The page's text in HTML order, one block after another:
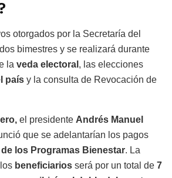
otorgados por la Secretaría del
bimestres y se realizará durante
la veda electoral , las elecciones
país y la consulta de Revocación de
el presidente Andrés Manuel
que se adelantarían los pagos
los Programas Bienestar. La
beneficiarios será por un total de 7